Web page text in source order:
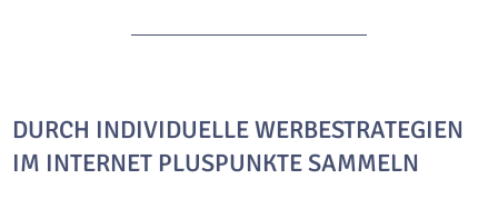
DURCH INDIVIDUELLE WERBESTRATEGIEN
IM INTERNET PLUSPUNKTE SAMMELN